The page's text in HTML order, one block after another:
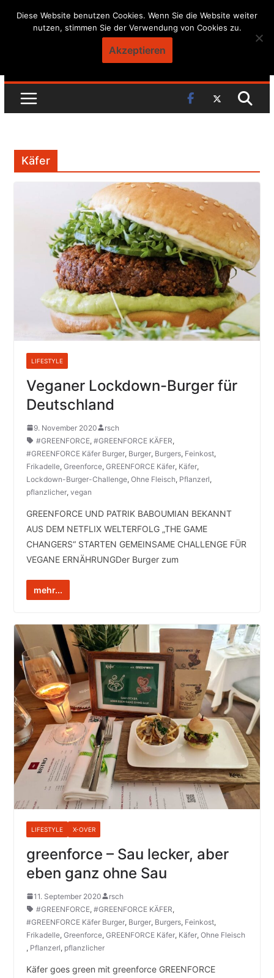
Skip
Käfer
LIFESTYLE
Veganer Lockdown-Burger für
Deutschland
9. November 2020
rsch
#GREENFORCE, #GREENFORCE KÄFER,
#GREENFORCE Käfer Burger, Burger, Burgers, Feinkost,
Frikadelle, Greenforce, GREENFORCE Käfer, Käfer,
Lockdown-Burger-Challenge, Ohne Fleisch, Pflanzerl,
pflanzlicher, vegan
GREENFORCE UND PATRIK BABOUMIAN BEKANNT
AUS DEM NETFLIX WELTERFOLG „THE GAME
CHANGERS“ STARTEN GEMEINSAME CHALLENGE FÜR
VEGANE ERNÄHRUNGDer Burger zum
mehr...
LIFESTYLE X-OVER
greenforce – Sau lecker, aber
eben ganz ohne Sau
11. September 2020
rsch
#GREENFORCE, #GREENFORCE KÄFER,
#GREENFORCE Käfer Burger, Burger, Burgers, Feinkost,
Frikadelle, Greenforce, GREENFORCE Käfer, Käfer, Ohne Fleisch
, Pflanzerl, pflanzlicher
Käfer goes green mit greenforce GREENFORCE
Diese Website benutzen Cookies. Wenn Sie die Website weiter
nutzen, stimmen Sie der Verwendung von Cookies zu.
Akzeptieren